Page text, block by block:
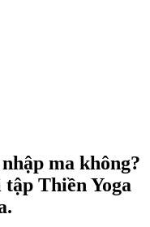
ma không?
Thiền Yoga